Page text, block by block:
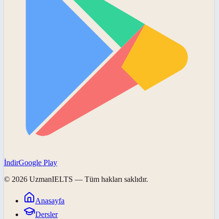
İndirGoogle Play
© 2026 UzmanIELTS — Tüm hakları saklıdır.
Anasayfa
Dersler